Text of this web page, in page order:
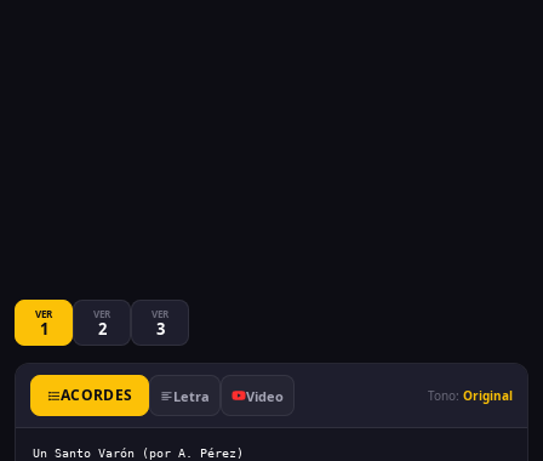
VER
1
VER
2
VER
3
ACORDES Letra Video Tono: Original
Un Santo Varón (por A. Pérez)